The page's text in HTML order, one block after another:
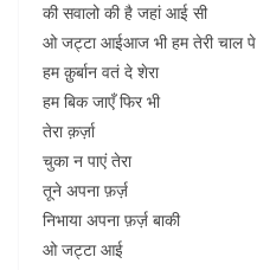
की सवालो की है जहां आई सी
ओ जट्टा आईआज भी हम तेरी चाल पे
हम क़ुर्बान वतं दे शेरा
हम बिक जाएँ फिर भी
तेरा क़र्ज़ा
चुका न पाएं तेरा
तूने अपना फ़र्ज़
निभाया अपना फ़र्ज़ बाकी
ओ जट्टा आई